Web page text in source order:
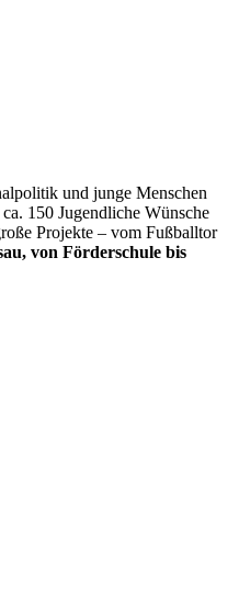
und junge Menschen
150 Jugendliche Wünsche
Projekte – vom Fußballtor
von Förderschule bis